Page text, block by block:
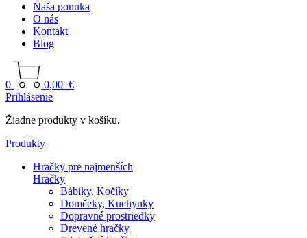
Naša ponuka
O nás
Kontakt
Blog
0 0,00 €
Prihlásenie
Žiadne produkty v košíku.
Produkty
Hračky pre najmenších
Hračky
Bábiky, Kočíky
Domčeky, Kuchynky
Dopravné prostriedky
Drevené hračky